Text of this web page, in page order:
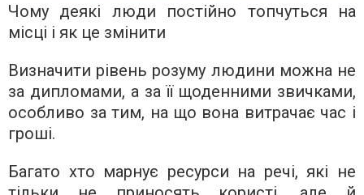
Чому деякі люди постійно топчуться на
місці і як це змінити
Визначити рівень розуму людини можна не
за дипломами, а за її щоденними звичками,
особливо за тим, на що вона витрачає час і
гроші.
Багато хто марнує ресурси на речі, які не